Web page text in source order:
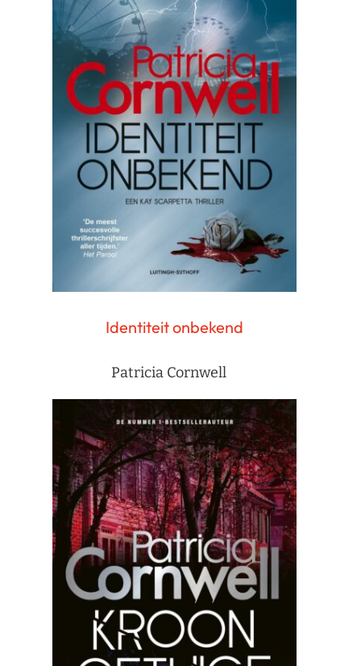
Identiteit onbekend
Patricia Cornwell